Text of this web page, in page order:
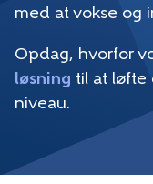
med at vokse og
Opdag, hvorfor
løsning til at løfte
niveau.